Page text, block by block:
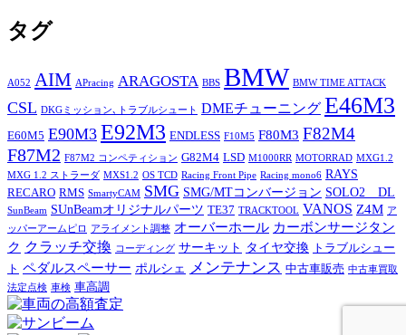
タグ
A052 AIM APracing ARAGOSTA BBS BMW BMW TIME ATTACK
CSL DKGミッション､トラブルシュート DMEチューニング E46M3
E60M5 E90M3 E92M3 ENDLESS F10M5 F80M3 F82M4
F87M2 F87M2 コンペティション G82M4 LSD M1000RR MOTORRAD MXG1.2
MXG 1.2 ストラーダ MXS1.2 OS TCD Racing Front Pipe Racing mono6 RAYS
RECARO RMS SmartyCAM SMG SMG/MTコンバージョン SOLO2 DL
SunBeam SUnBeamオリジナルパーツ TE37 TRACKTOOL VANOS Z4M ア
ッパーアームピロ
アライメント調整 オーバーホール カーボンサージタン
ク クラッチ交換 コーディング サーキット タイヤ交換
トラブルシュー
ト ペダルスペーサー ポルシェ メンテナンス 中古車販売 中古車買取
法定点検 車検 車高調